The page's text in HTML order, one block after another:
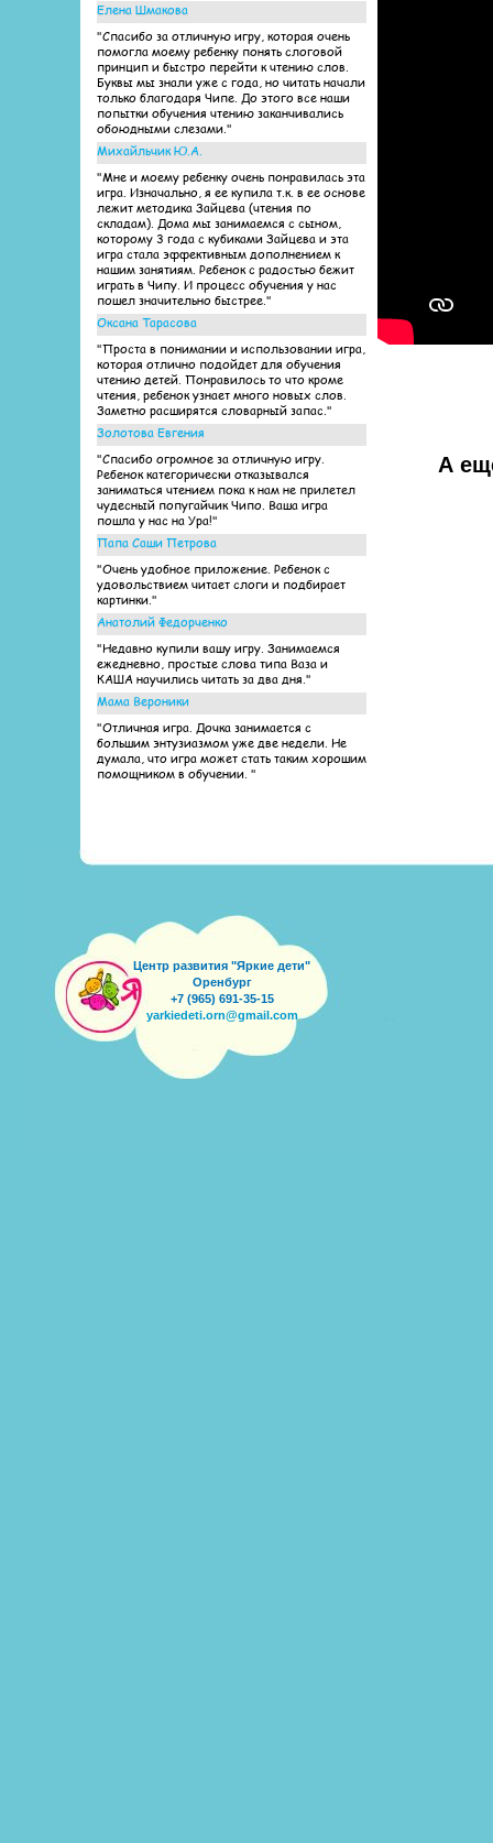
Елена Шмакова
"Спасибо за отличную игру, которая очень
помогла моему ребенку понять слоговой
принцип и быстро перейти к чтению слов.
Буквы мы знали уже с года, но читать начали
только благодаря Чипе. До этого все наши
попытки обучения чтению заканчивались
обоюдными слезами."
Михайльчик Ю.А.
"Мне и моему ребенку очень понравилась эта
игра. Изначально, я ее купила т.к. в ее основе
лежит методика Зайцева (чтения по
складам). Дома мы занимаемся с сыном,
которому 3 года с кубиками Зайцева и эта
игра стала эффективным дополнением к
нашим занятиям. Ребенок с радостью бежит
играть в Чипу. И процесс обучения у нас
пошел значительно быстрее."
Оксана Тарасова
"Проста в понимании и использовании игра,
которая отлично подойдет для обучения
чтению детей. Понравилось то что кроме
чтения, ребенок узнает много новых слов.
Заметно расширятся словарный запас."
Золотова Евгения
"Спасибо огромное за отличную игру.
Ребенок категорически отказывался
заниматься чтением пока к нам не прилетел
чудесный попугайчик Чипо. Ваша игра
пошла у нас на Ура!"
Папа Саши Петрова
"Очень удобное приложение. Ребенок с
удовольствием читает слоги и подбирает
картинки."
Анатолий Федорченко
"Недавно купили вашу игру. Занимаемся
ежедневно, простые слова типа Ваза и
КАША научились читать за два дня."
Мама Вероники
"Отличная игра. Дочка занимается с
большим энтузиазмом уже две недели. Не
думала, что игра может стать таким хорошим
помощником в обучении. "
А
Центр развития "Яркие дети"
Оренбург
+7 (965) 691-35-15
yarkiedeti.orn@gmail.com